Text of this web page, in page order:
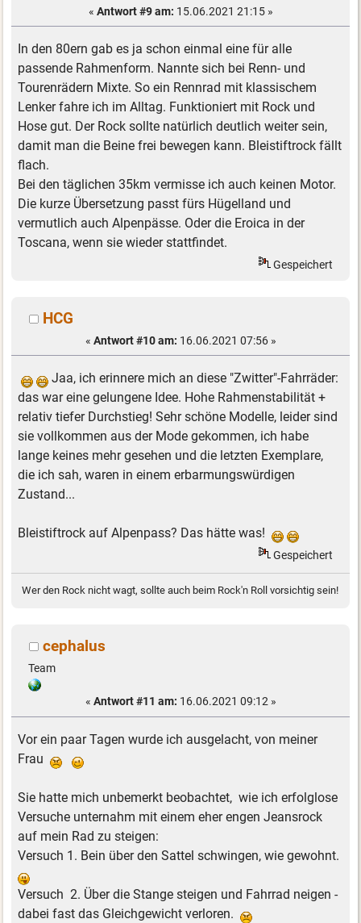
« Antwort #9 am: 15.06.2021 21:15 »
In den 80ern gab es ja schon einmal eine für alle
passende Rahmenform. Nannte sich bei Renn- und
Tourenrädern Mixte. So ein Rennrad mit klassischem
Lenker fahre ich im Alltag. Funktioniert mit Rock und
Hose gut. Der Rock sollte natürlich deutlich weiter sein,
damit man die Beine frei bewegen kann. Bleistiftrock fällt
flach.
Bei den täglichen 35km vermisse ich auch keinen Motor.
Die kurze Übersetzung passt fürs Hügelland und
vermutlich auch Alpenpässe. Oder die Eroica in der
Toscana, wenn sie wieder stattfindet.
Gespeichert
HCG
« Antwort #10 am: 16.06.2021 07:56 »
Jaa, ich erinnere mich an diese "Zwitter"-Fahrräder:
das war eine gelungene Idee. Hohe Rahmenstabilität +
relativ tiefer Durchstieg! Sehr schöne Modelle, leider sind
sie vollkommen aus der Mode gekommen, ich habe
lange keines mehr gesehen und die letzten Exemplare,
die ich sah, waren in einem erbarmungswürdigen
Zustand...
Bleistiftrock auf Alpenpass? Das hätte was!
Gespeichert
Wer den Rock nicht wagt, sollte auch beim Rock'n Roll vorsichtig sein!
cephalus
Team
« Antwort #11 am: 16.06.2021 09:12 »
Vor ein paar Tagen wurde ich ausgelacht, von meiner
Frau
Sie hatte mich unbemerkt beobachtet, wie ich erfolglose
Versuche unternahm mit einem eher engen Jeansrock
auf mein Rad zu steigen:
Versuch 1. Bein über den Sattel schwingen, wie gewohnt.
Versuch 2. Über die Stange steigen und Fahrrad neigen -
dabei fast das Gleichgewicht verloren.